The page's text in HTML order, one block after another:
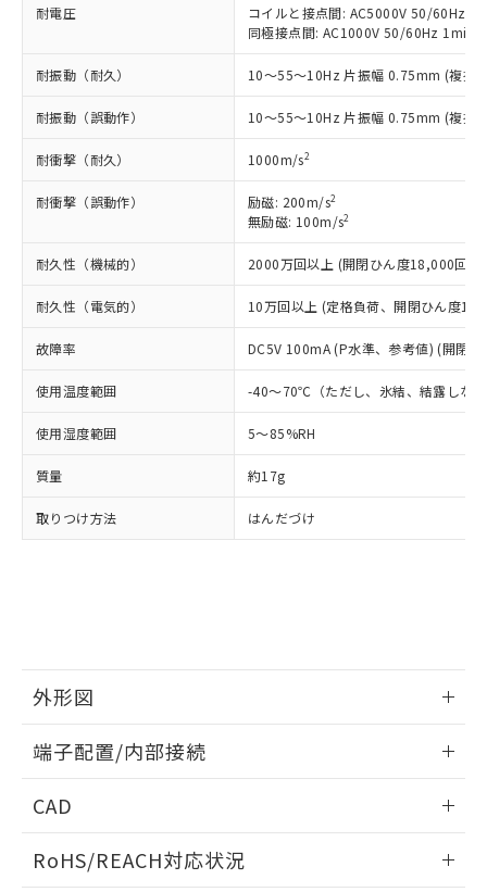
耐電圧
コイルと接点間: AC5000V 50/60Hz
同極接点間: AC1000V 50/60Hz 1min
耐振動（耐久） 10～55～10Hz 片振幅 0.75mm (複振
耐振動（誤動作） 10～55～10Hz 片振幅 0.75mm (複振
耐衝撃（耐久） 1000m/s2
耐衝撃（誤動作） 励磁: 200m/s2
無励磁: 100m/s2
耐久性（機械的） 2000万回以上 (開閉ひん度18,000回/h)
耐久性（電気的） 10万回以上 (定格負荷、開閉ひん度
故障率 DC5V 100mA (P水準、参考値) (開閉
使用温度範囲 -40～70℃（ただし、氷結、結露しな
使用湿度範囲 5～85%RH
質量 約17g
取りつけ方法 はんだづけ
外形図
外形図
端子配置/内部接続
端子配置/内部接続
CAD
ドすることができます。
RoHS/REACH対応状況
タに基づき作成されるものであり、閲
覧された時点での実際の在庫および標
準価格とは異なる場合があることをご
正式な納期状況および標準価格はお客
様のお取引先、またはお客様担当のオ
ムロン制御機器販売店・当社販売員に
ご相談ください。
オムロン制御機器販売店や当社販売拠
販売ネットワーク
」をご確認
在庫状況および標準価格結果を当社の
事前の承諾なく第三者に漏洩または開
示しないようお願いします。
マイパーツ機能（部品リスト作成サー
ビス）をご利用いただくには、I-Web
メンバーズにご登録されている必要が
お客様が当ウェブサイト上で当社にご
登録された部品リストについて、当社
および当社の共同利用者が、当社の製
品・サービスに関するお客様との取
引・商談に必要な範囲で利用すること
をご了承ください。
鉛(Pb) 1000ppm以下、 水銀(Hg) 1000ppm以下、 カド
六価クロム(Cr(Ⅵ)) 1000ppm以下、ポリ臭化ビフェニル
類(PBB) 1000ppm以下、ポリ臭化ジフェニルエーテル類
(PBDE) 1000ppm以下、フタル酸ビス(2-エチルヘキシ
ル) (DEHP)(別名：DOP) 1000ppm以下、フタル酸ブチ
ルベンジル（BBP） 1000ppm以下、フタル酸ジブチル
（DBP） 1000ppm以下、フタル酸ジイソブチル
(DIBP) 1000ppm以下
但し、RoHS指令で産業用監視および制御機器に対する
フタル酸エステル類の４物質については閾値を超える意
図的な使用がないことを確認しています。
部品在庫の切り替え状況などにより、予定
月が前後することがあります。
※3 非含有証明書ダウンロード
下記の非含有証明書をダウンロードするこ
とができます。
また、RoHS指令のフタル酸エステル類４
物質の対応では、対応完了までの期間は出
欄に対応日を記載しておりました。
既に当社にて対応品への在庫切替を完了
していることから、特段のことがない限
す。
*中国RoHS10物質の基準値 (GB/T26572)：
Pb(鉛) :1000ppm、 Hg(水銀) : 1000ppm、 Cd(カドミウ
Cr(Ⅵ)(六価クロム) : 1000ppm、 PBBs(ポリ臭化ビフェ
DBP(フタル酸ジブチル) : 1000ppm、 DIBP(フタル酸ジ
イソブチル) : 1000ppm、 BBP(フタル酸ブチルベンジ
ル) : 1000ppm、
DEHP(フタル酸ビス(2-エチルヘキシル)) : 1000ppm
※2 環境保護使用期限
「ｅ」：有害物質（10物質）のすべてが基
準値以下であることを示します。
「10」：通常の使用状況下において有害物
質が外部に漏えいし、環境に深刻な影響を
及ぼさない年数を意味します。
「－」：未確認です。当社販売部門へお問
または国外への提供する場合は、日本
国政府の輸出許可(または役務取引許
可)を取得するなどの必要な手続きを
当社は規制貨物を破棄する場合は、完
全に破砕するなど、違法に輸出されな
いよう必要な手段を講じます。
当社は貴社製品を、核兵器、ミサイ
ル、化学兵器、生物兵器またはその他
武器並びにこれらの製造装置等に一切
使用いたしません。
当社は、貴社製品を第三者に販売する
場合は、上記1、2および3の内容を当
該第三者に通知します。また当社は、
販売先および販売に係わる関係者が違
法に輸出するおそれがある場合は、取
り引きをいたしません。
キャンセル
一定数以上の在庫あり
一定数には満たないが在庫あり
－
在庫なし(最新の在庫状況につ
いては、お客様のお取引先、ま
たはお客様担当のオムロン制御
機器販売店・当社販売員にご確
認ください)
受注生産機種、また在庫状況の
情報を公開していない機種